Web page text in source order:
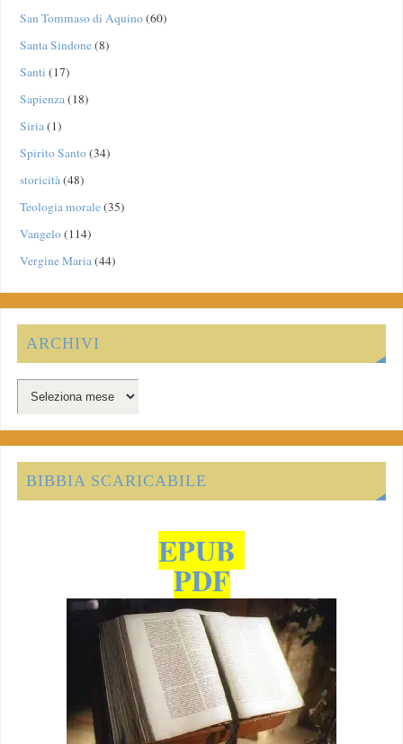
San Tommaso di Aquino(60)
Santa Sindone(8)
Santi (17)
Sapienza(18)
Siria(1)
Spirito Santo(34)
storicità(48)
Teologia morale(35)
Vangelo(114)
Vergine Maria(44)
ARCHIVI
BIBBIA SCARICABILE
EPUB
PDF